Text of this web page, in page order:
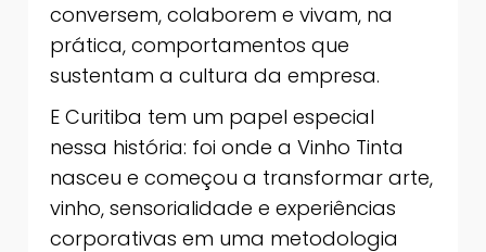
conversem, colaborem e vivam, na
prática, comportamentos que
sustentam a cultura da empresa.
E Curitiba tem um papel especial
nessa história: foi onde a Vinho Tinta
nasceu e começou a transformar arte,
vinho, sensorialidade e experiências
corporativas em uma metodologia